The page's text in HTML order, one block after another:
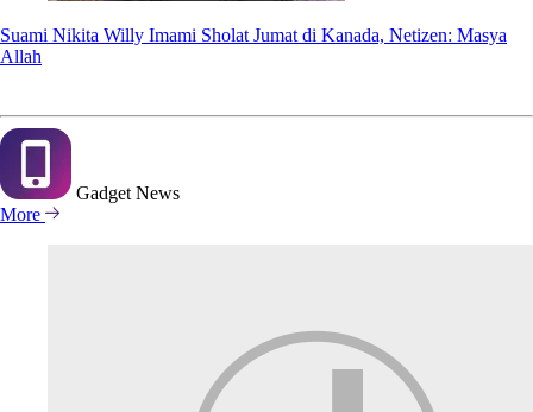
Suami Nikita Willy Imami Sholat Jumat di Kanada, Netizen: Masya
Allah
Gadget News
More